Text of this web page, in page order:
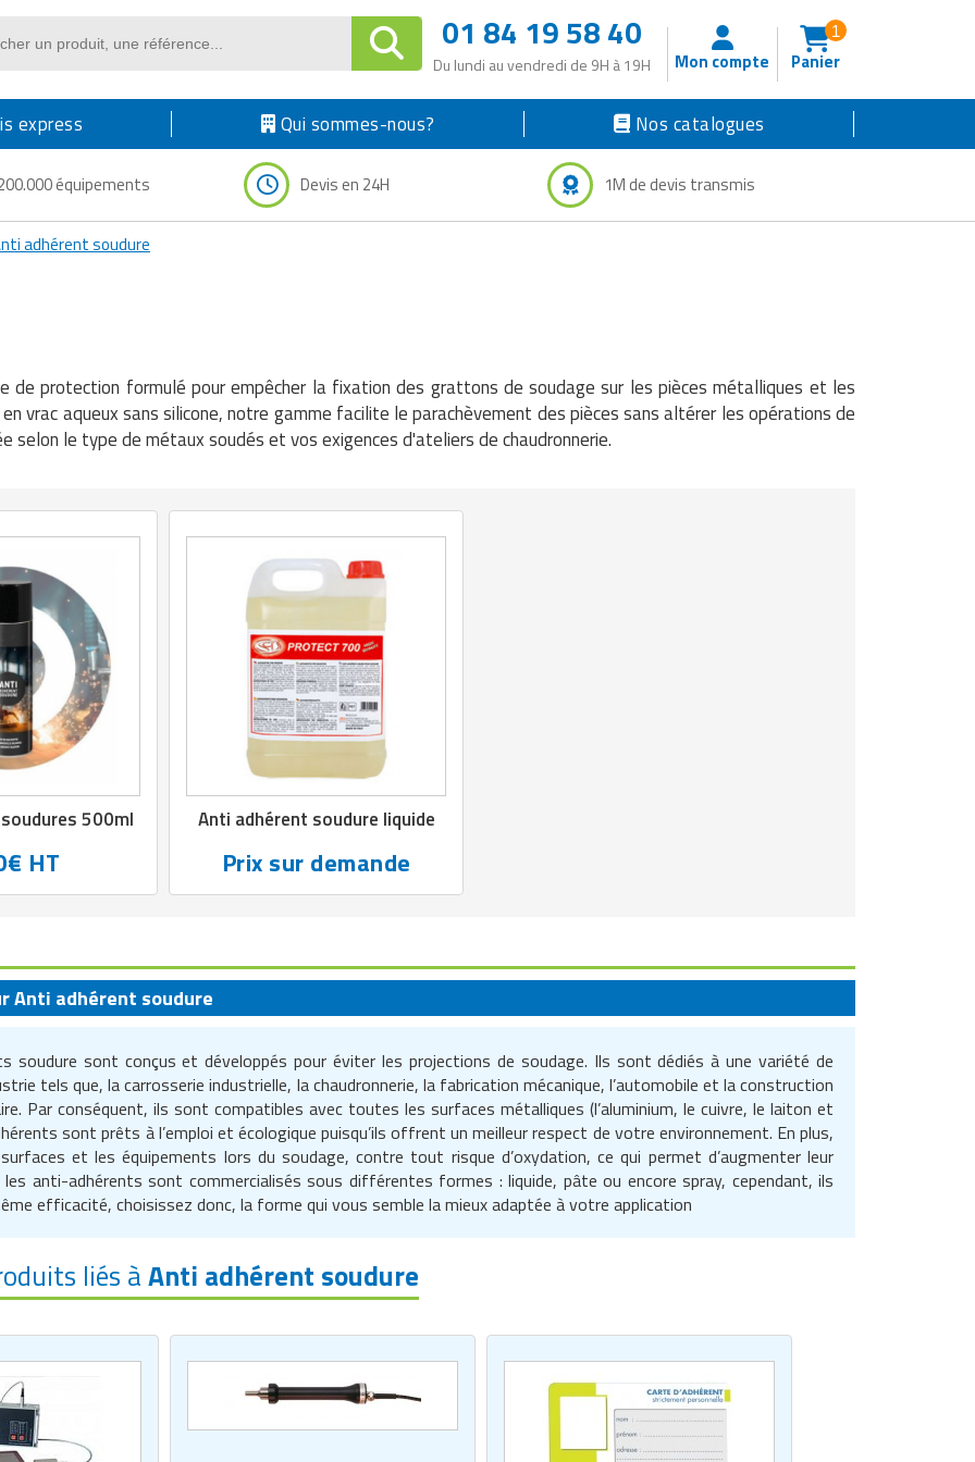
01 84 19 58 40
Du lundi au vendredi de 9H à 19H Mon compte Panier
1
express Qui sommes-nous? Nos catalogues
équipements Devis en 24H 1M de devis transmis
adhérent soudure
de protection formulé pour empêcher la fixation des grattons de soudage sur les pièces métalliques et les
vrac aqueux sans silicone, notre gamme facilite le parachèvement des pièces sans altérer les opérations de
selon le type de métaux soudés et vos exigences d'ateliers de chaudronnerie.
500ml
HT
Anti adhérent soudure liquide
Prix sur demande
Anti adhérent soudure
soudure sont conçus et développés pour éviter les projections de soudage. Ils sont dédiés à une variété de
tels que, la carrosserie industrielle, la chaudronnerie, la fabrication mécanique, l’automobile et la construction
Par conséquent, ils sont compatibles avec toutes les surfaces métalliques (l’aluminium, le cuivre, le laiton et
sont prêts à l’emploi et écologique puisqu’ils offrent un meilleur respect de votre environnement. En plus,
et les équipements lors du soudage, contre tout risque d’oxydation, ce qui permet d’augmenter leur
anti-adhérents sont commercialisés sous différentes formes : liquide, pâte ou encore spray, cependant, ils
efficacité, choisissez donc, la forme qui vous semble la mieux adaptée à votre application
liés àAnti adhérent soudure